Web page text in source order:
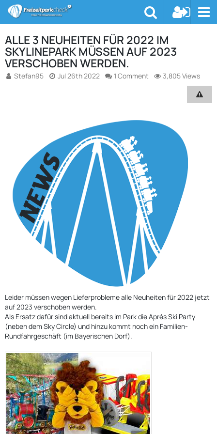
ALLE 3 NEUHEITEN FÜR 2022 IM
SKYLINEPARK MÜSSEN AUF 2023
VERSCHOBEN WERDEN.
Stefan95 Jul 26th 2022 1 Comment 3,805 Views
Leider müssen wegen Lieferprobleme alle Neuheiten für 2022 jetzt
auf 2023 verschoben werden.
Als Ersatz dafür sind aktuell bereits im Park die Aprés Ski Party
(neben dem Sky Circle) und hinzu kommt noch ein Familien-
Rundfahrgeschäft (im Bayerischen Dorf).